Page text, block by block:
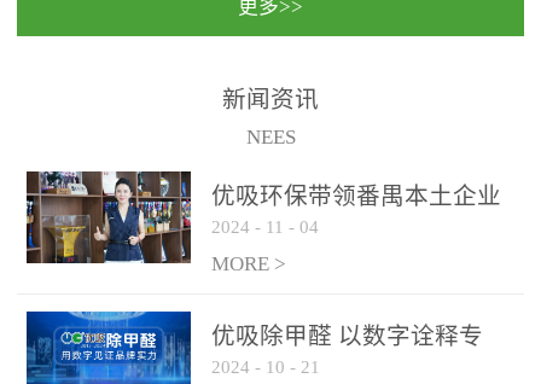
民法院室内除甲醛空气治
保施工日期：2020年1月珠
国家通过设在对外开放口
（及各出入境边防检查
更多>>
新闻资讯
NEES
优吸环保带领番禺本​土企业
勇敢破局向“新”
2024 - 11 - 04
MORE >
优吸除甲醛 以数字诠释专
业，尽显除醛品牌实力！
2024 - 10 - 21